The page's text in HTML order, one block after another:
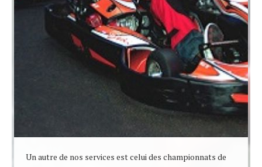
Un autre de nos services est celui des championnats de